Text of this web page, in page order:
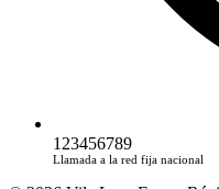
123456789
Llamada a la red fija nacional